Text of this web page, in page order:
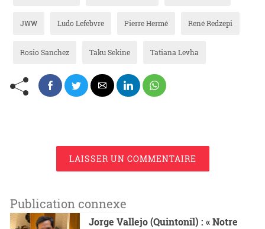
JWW Ludo Lefebvre Pierre Hermé René Redzepi
Rosio Sanchez Taku Sekine Tatiana Levha
LAISSER UN COMMENTAIRE
Publication connexe
Jorge Vallejo (Quintonil) : « Notre